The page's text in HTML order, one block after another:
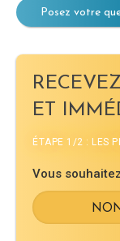
Posez votre
ET
ÉTAPE 1/2 : LES
Vous